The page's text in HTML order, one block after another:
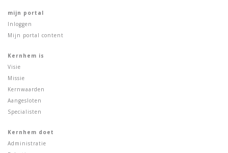
mijn portal
Inloggen
Mijn portal content
Kernhem is
Visie
Missie
Kernwaarden
Aangesloten
Specialisten
Kernhem doet
Administratie